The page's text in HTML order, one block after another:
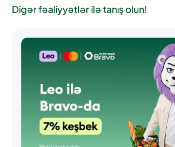
Digər fəaliyyətlər ilə tanış olun!